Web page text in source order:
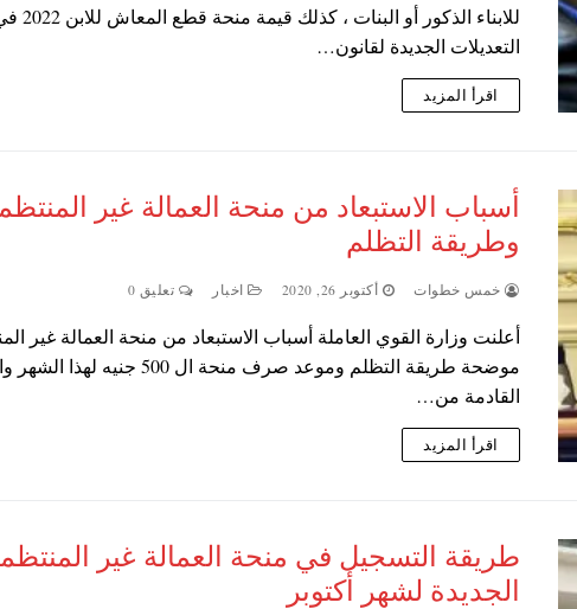
للابناء الذكور أو البنات ، كذلك قيمة
التعديلات الجديدة لقانون…
اقرأ المزيد
أسباب الاستبعاد من منحة العمالة غير
وطريقة التظلم
خمس خطوات أكتوبر 26, 2020 اخبار تعليق 0
أعلنت وزارة القوي العاملة أسباب الاستبعاد من منحة العمالة غير
موضحة طريقة التظلم وموعد صرف منحة ال 500 جنيه
القادمة من…
اقرأ المزيد
طريقة التسجيل في منحة العمالة غير
الجديدة لشهر أكتوبر